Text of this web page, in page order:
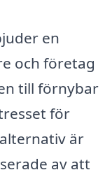
en
och företag
till förnybar
för
är
av att